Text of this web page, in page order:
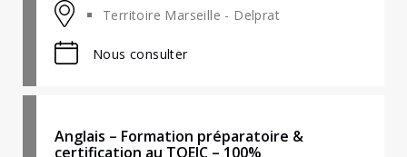
Territoire Marseille - Delprat
Nous consulter
Anglais – Formation préparatoire &
certification au TOEIC – 100%